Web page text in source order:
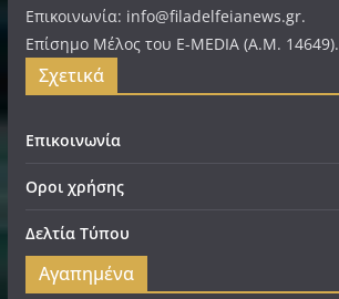
Επικοινωνία: info@filadelfeianews.gr.
Επίσημο Μέλος του E-MEDIA (A.M. 14649).
Σχετικά
Επικοινωνία
Οροι χρήσης
Δελτία Τύπου
Αγαπημένα